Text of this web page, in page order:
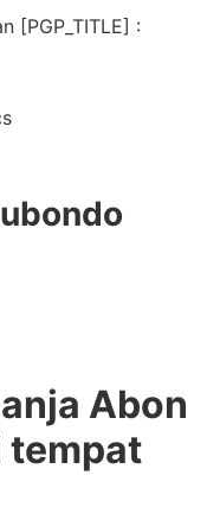
[PGP_TITLE] :
Abon
tempat